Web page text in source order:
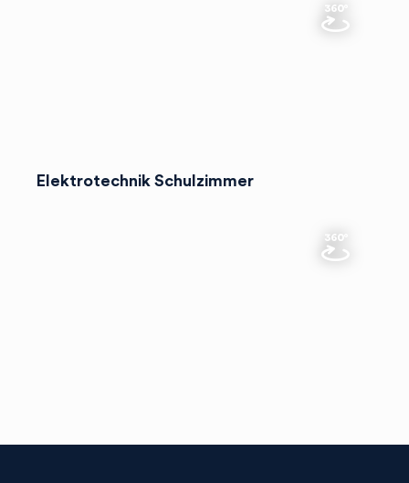
Elektrotechnik Schulzimmer